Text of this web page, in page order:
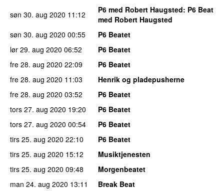
søn 30. aug 2020 11:12 P6 med Robert Haugsted: P6 Beat
med Robert Haugsted
søn 30. aug 2020 00:55
P6 Beatet
lør 29. aug 2020 06:52
P6 Beatet
fre 28. aug 2020 22:09
P6 Beatet
fre 28. aug 2020 11:03
Henrik og pladepusherne
fre 28. aug 2020 03:52
P6 Beatet
tors 27. aug 2020 19:20
P6 Beatet
tors 27. aug 2020 00:54
P6 Beatet
tirs 25. aug 2020 22:10
P6 Beatet
tirs 25. aug 2020 15:12
Musiktjenesten
tirs 25. aug 2020 09:48
Morgenbeatet
man 24. aug 2020 13:11 Break Beat